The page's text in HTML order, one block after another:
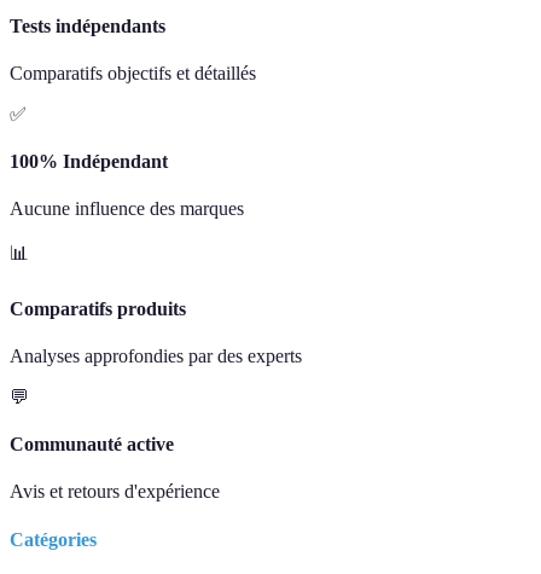
Tests indépendants
Comparatifs objectifs et détaillés
✅
100% Indépendant
Aucune influence des marques
📊
Comparatifs produits
Analyses approfondies par des experts
💬
Communauté active
Avis et retours d'expérience
Catégories